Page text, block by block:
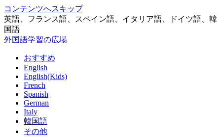
コンテンツへスキップ
英語、フランス語、スペイン語、イタリア語、ドイツ語、韓
国語
外国語学習の広場
おすすめ
English
English(Kids)
French
Spanish
German
Italy
韓国語
その他